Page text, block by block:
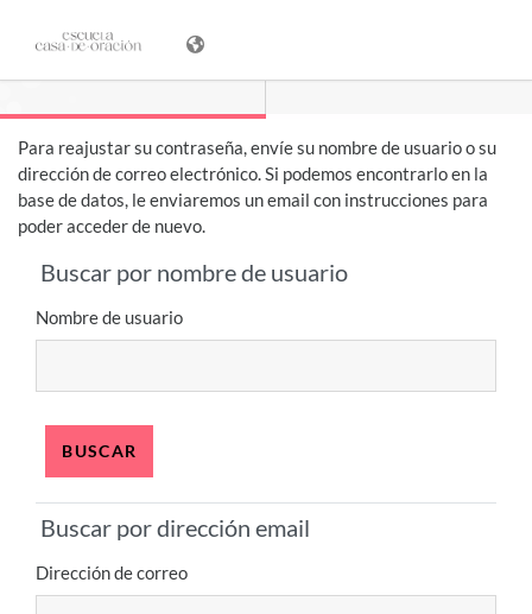
Para reajustar su contraseña, envíe su nombre de usuario o su
dirección de correo electrónico. Si podemos encontrarlo en la
base de datos, le enviaremos un email con instrucciones para
poder acceder de nuevo.
Buscar por nombre de usuario
Buscar por nombre de usuario
Nombre de usuario
Buscar por dirección email
Buscar por dirección email
Dirección de correo